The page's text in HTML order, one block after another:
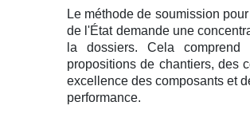
Le méthode de soumission
de l'État demande une
la dossiers. Cela
propositions de chantiers, des
excellence des composants et
performance.